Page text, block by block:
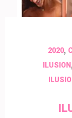
2020,
ILUSION,